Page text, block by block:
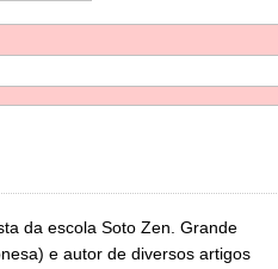
da escola Soto Zen. Grande
e autor de diversos artigos